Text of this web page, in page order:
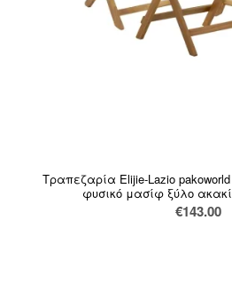
Τραπεζαρία Elijie-Lazio
φυσικό μασίφ ξύλο
€143.00